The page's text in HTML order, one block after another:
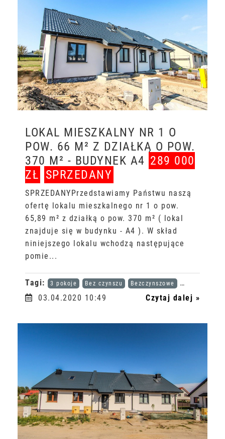
LOKAL MIESZKALNY NR 1 O
POW. 66 M² Z DZIAŁKĄ O POW.
370 M² - BUDYNEK A4 289 000
ZŁ SPRZEDANY
SPRZEDANYPrzedstawiamy Państwu naszą
ofertę lokalu mieszkalnego nr 1 o pow.
65,89 m² z działką o pow. 370 m² ( lokal
znajduje się w budynku - A4 ). W skład
niniejszego lokalu wchodzą następujące
pomie...
Tagi: 3 pokoje Bez czynszu Bezczynszowe Karta dużej
03.04.2020 10:49 Czytaj dalej »